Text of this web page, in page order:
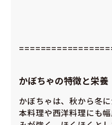
かぼちゃの特徴と栄養
かぼちゃは、秋から冬
本料理や西洋料理にも